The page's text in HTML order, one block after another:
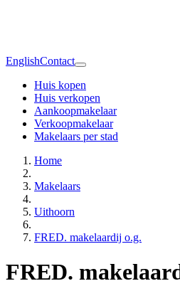
EnglishContact
Huis kopen
Huis verkopen
Aankoopmakelaar
Verkoopmakelaar
Makelaars per stad
Home
Makelaars
Uithoorn
FRED. makelaardij o.g.
FRED.